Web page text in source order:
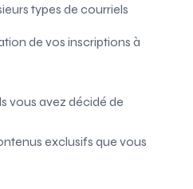
types de courriels
de vos inscriptions à
vous avez décidé de
exclusifs que vous